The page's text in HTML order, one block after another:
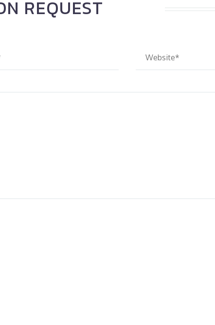
REQUEST